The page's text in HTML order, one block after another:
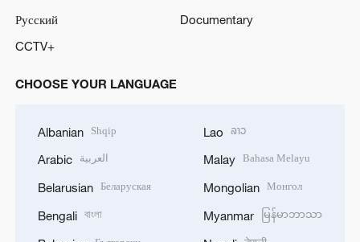
Русский
Documentary
CCTV+
CHOOSE YOUR LANGUAGE
Albanian Shqip
Arabic العربية
Belarusian Беларуская
Bengali বাংলা
Lao ລາວ
Malay Bahasa Melayu
Mongolian Монгол
Myanmar မြန်မာဘာသာ